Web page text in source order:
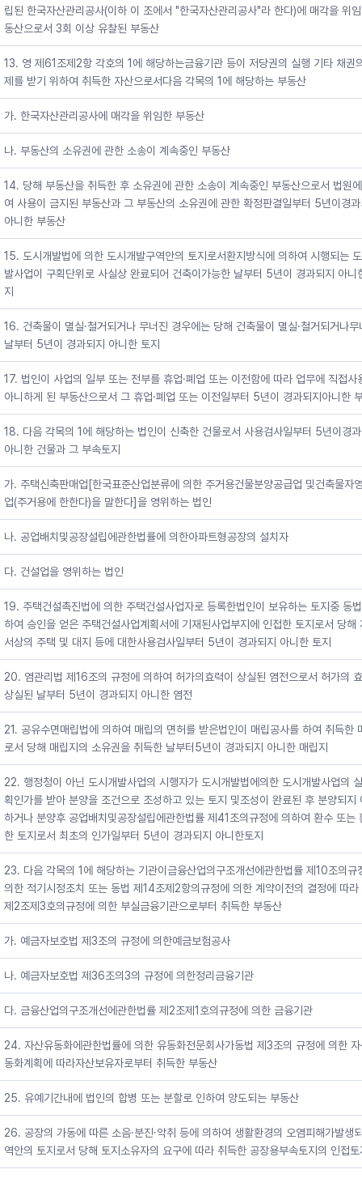
립된 한국자산관리공사(이하 이 조에서 "한국자산관리공사"라 한다)에 매각을 위
동산으로서 3회 이상 유찰된 부동산
13. 영 제61조제2항 각호의 1에 해당하는금융기관 등이 저당권의 실행 기타 채권
제를 받기 위하여 취득한 자산으로서다음 각목의 1에 해당하는 부동산
가. 한국자산관리공사에 매각을 위임한 부동산
나. 부동산의 소유권에 관한 소송이 계속중인 부동산
14. 당해 부동산을 취득한 후 소유권에 관한 소송이 계속중인 부동산으로서 법원
여 사용이 금지된 부동산과 그 부동산의 소유권에 관한 확정판결일부터 5년이경
아니한 부동산
15. 도시개발법에 의한 도시개발구역안의 토지로서환지방식에 의하여 시행되는
발사업이 구획단위로 사실상 완료되어 건축이가능한 날부터 5년이 경과되지 아니
지
16. 건축물이 멸실·철거되거나 무너진 경우에는 당해 건축물이 멸실·철거되거나무
날부터 5년이 경과되지 아니한 토지
17. 법인이 사업의 일부 또는 전부를 휴업·폐업 또는 이전함에 따라 업무에 직접사
아니하게 된 부동산으로서 그 휴업·폐업 또는 이전일부터 5년이 경과되지아니한
18. 다음 각목의 1에 해당하는 법인이 신축한 건물로서 사용검사일부터 5년이경
아니한 건물과 그 부속토지
가. 주택신축판매업[한국표준산업분류에 의한 주거용건물분양공급업 및건축물자
업(주거용에 한한다)을 말한다]을 영위하는 법인
나. 공업배치및공장설립에관한법률에 의한아파트형공장의 설치자
다. 건설업을 영위하는 법인
19. 주택건설촉진법에 의한 주택건설사업자로 등록한법인이 보유하는 토지중 동
하여 승인을 얻은 주택건설사업계획서에 기재된사업부지에 인접한 토지로서 당해
서상의 주택 및 대지 등에 대한사용검사일부터 5년이 경과되지 아니한 토지
20. 염관리법 제16조의 규정에 의하여 허가의효력이 상실된 염전으로서 허가의
상실된 날부터 5년이 경과되지 아니한 염전
21. 공유수면매립법에 의하여 매립의 면허를 받은법인이 매립공사를 하여 취득한
로서 당해 매립지의 소유권을 취득한 날부터5년이 경과되지 아니한 매립지
22. 행정청이 아닌 도시개발사업의 시행자가 도시개발법에의한 도시개발사업의
획인가를 받아 분양을 조건으로 조성하고 있는 토지 및조성이 완료된 후 분양되지
하거나 분양후 공업배치및공장설립에관한법률 제41조의규정에 의하여 환수 또는
한 토지로서 최초의 인가일부터 5년이 경과되지 아니한토지
23. 다음 각목의 1에 해당하는 기관이금융산업의구조개선에관한법률 제10조의규
의한 적기시정조치 또는 동법 제14조제2항의규정에 의한 계약이전의 결정에 따라
제2조제3호의규정에 의한 부실금융기관으로부터 취득한 부동산
가. 예금자보호법 제3조의 규정에 의한예금보험공사
나. 예금자보호법 제36조의3의 규정에 의한정리금융기관
다. 금융산업의구조개선에관한법률 제2조제1호의규정에 의한 금융기관
24. 자산유동화에관한법률에 의한 유동화전문회사가동법 제3조의 규정에 의한
동화계획에 따라자산보유자로부터 취득한 부동산
25. 유예기간내에 법인의 합병 또는 분할로 인하여 양도되는 부동산
26. 공장의 가동에 따른 소음·분진·악취 등에 의하여 생활환경의 오염피해가발생
역안의 토지로서 당해 토지소유자의 요구에 따라 취득한 공장용부속토지의 인접토